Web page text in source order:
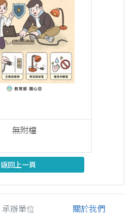
無附檔
返回上一頁
承辦單位
關於我們